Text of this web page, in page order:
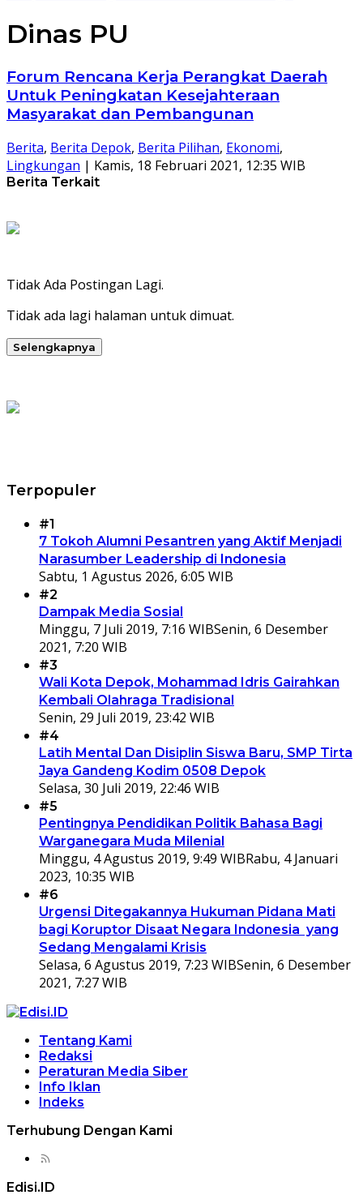
Dinas PU
Forum Rencana Kerja Perangkat Daerah
Untuk Peningkatan Kesejahteraan
Masyarakat dan Pembangunan
Berita, Berita Depok, Berita Pilihan, Ekonomi,
Lingkungan | Kamis, 18 Februari 2021, 12:35 WIB
Berita Terkait
Tidak Ada Postingan Lagi.
Tidak ada lagi halaman untuk dimuat.
Selengkapnya
Terpopuler
#1
7 Tokoh Alumni Pesantren yang Aktif Menjadi
Narasumber Leadership di Indonesia
Sabtu, 1 Agustus 2026, 6:05 WIB
#2
Dampak Media Sosial
Minggu, 7 Juli 2019, 7:16 WIBSenin, 6 Desember
2021, 7:20 WIB
#3
Wali Kota Depok, Mohammad Idris Gairahkan
Kembali Olahraga Tradisional
Senin, 29 Juli 2019, 23:42 WIB
#4
Latih Mental Dan Disiplin Siswa Baru, SMP Tirta
Jaya Gandeng Kodim 0508 Depok
Selasa, 30 Juli 2019, 22:46 WIB
#5
Pentingnya Pendidikan Politik Bahasa Bagi
Warganegara Muda Milenial
Minggu, 4 Agustus 2019, 9:49 WIBRabu, 4 Januari
2023, 10:35 WIB
#6
Urgensi Ditegakannya Hukuman Pidana Mati
bagi Koruptor Disaat Negara Indonesia yang
Sedang Mengalami Krisis
Selasa, 6 Agustus 2019, 7:23 WIBSenin, 6 Desember
2021, 7:27 WIB
Tentang Kami
Redaksi
Peraturan Media Siber
Info Iklan
Indeks
Terhubung Dengan Kami
Edisi.ID